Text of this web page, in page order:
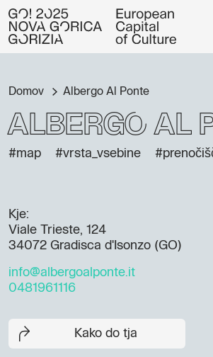
Domov Albergo Al Ponte
Albergo Al
#map #vrsta_vsebine
Kje:
Viale Trieste, 124
34072 Gradisca d'Isonzo (GO)
info@albergoalponte.it
0481961116
Kako do tja